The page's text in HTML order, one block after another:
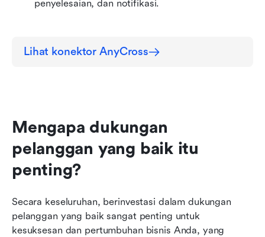
penyelesaian, dan notifikasi.
Lihat konektor AnyCross
Mengapa dukungan
pelanggan yang baik itu
penting?
Secara keseluruhan, berinvestasi dalam dukungan
pelanggan yang baik sangat penting untuk
kesuksesan dan pertumbuhan bisnis Anda, yang